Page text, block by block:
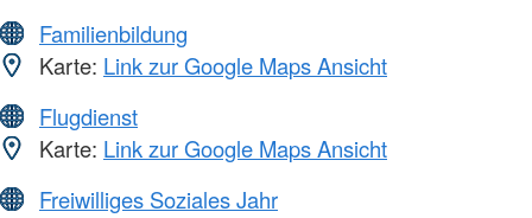
Familienbildung
Karte: Link zur Google Maps Ansicht
Flugdienst
Karte: Link zur Google Maps Ansicht
Freiwilliges Soziales Jahr